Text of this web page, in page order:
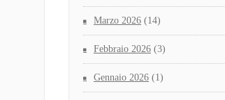
Marzo 2026 (14)
Febbraio 2026 (3)
Gennaio 2026 (1)